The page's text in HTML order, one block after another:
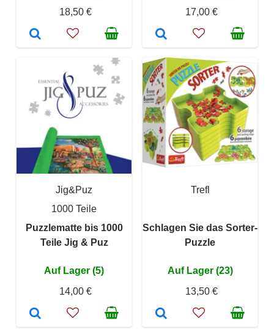
18,50 €
17,00 €
Jig&Puz
1000 Teile
Puzzlematte bis 1000
Teile Jig & Puz
Auf Lager (5)
14,00 €
Trefl
Schlagen Sie das Sorter-
Puzzle
Auf Lager (23)
13,50 €